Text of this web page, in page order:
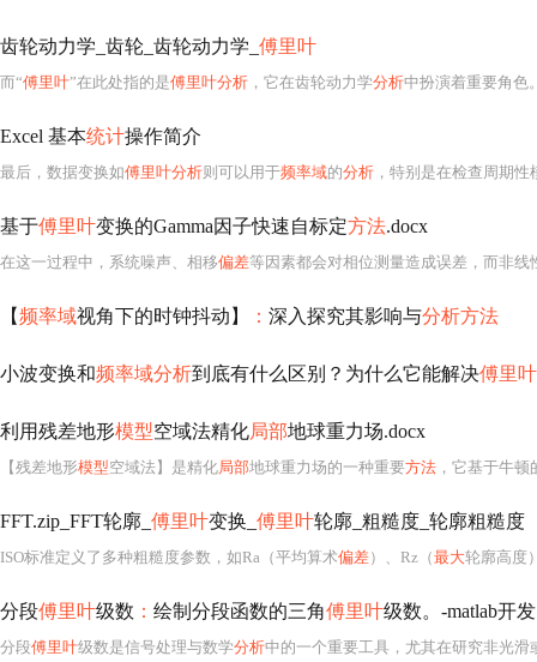
齿轮动力学_齿轮_齿轮动力学_ 傅里叶
而“傅里叶”在此处指的是傅里叶分析 ，它在齿轮动力学分析中扮演着重要角色
Excel 基本统计操作简介
最后，数据变换如傅里叶分析则可以用于频率域的分析 ，特别是在检查周期
基于傅里叶变换的Gamma因子快速自标定方法.docx
在这一过程中，系统噪声、相移偏差等因素都会对相位测量造成误差，而非线
【频率域视角下的时钟抖动】 ： 深入探究其影响与分析方法
小波变换和频率域分析到底有什么区别？为什么它能解决傅里叶
利用残差地形模型空域法精化局部地球重力场.docx
【残差地形模型空域法】是精化局部地球重力场的一种重要方法 ，它基于牛
FFT.zip_FFT轮廓_ 傅里叶变换_ 傅里叶轮廓_粗糙度_轮廓粗糙度
ISO标准定义了多种粗糙度参数，如Ra（平均算术偏差）、Rz（最大轮廓高度）、
分段傅里叶级数 ： 绘制分段函数的三角傅里叶级数。-matlab开发
分段傅里叶级数是信号处理与数学分析中的一个重要工具，尤其在研究非光滑或不连续周